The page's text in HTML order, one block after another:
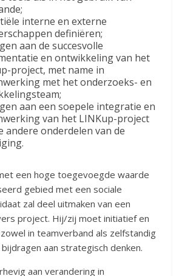
interne en externe
definiëren;
aan de succesvolle
en ontwikkeling van het
project, met name in
met het onderzoeks- en
aan een soepele integratie en
van het LINKup-project
andere onderdelen van de
een hoge toegevoegde waarde
gebied met een sociale
zal deel uitmaken van een
project. Hij/zij moet initiatief en
in teamverband als zelfstandig
aan strategisch denken.
aan verandering in